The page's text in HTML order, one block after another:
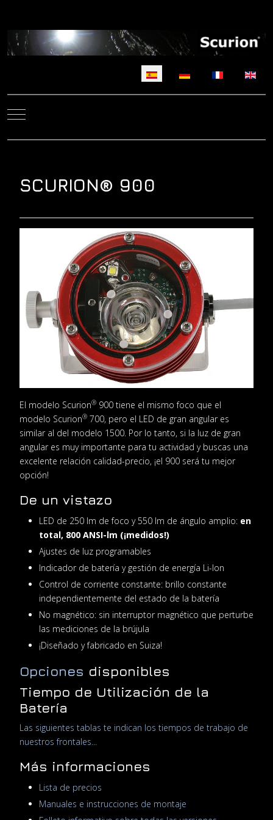
Seleccione su idioma
Mobile Menu Toggle
SCURION® 900
El modelo Scurion® 900 tiene el mismo foco que el
modelo Scurion® 700, pero el LED de gran angular es
similar al del modelo 1500. Por lo tanto, si la luz de gran
angular es muy importante para tu actividad y buscas una
excelente relación calidad-precio, ¡el 900 será tu mejor
opción!
De un vistazo
LED de 250 lm de foco y 550 lm de ángulo amplio: en
total, 800 ANSI-lm (¡medidos!)
Ajustes de luz programables
Indicador de batería y gestión de energía Li-Ion
Control de corriente constante: brillo constante
independientemente del estado de la batería
No magnético: sin interruptor magnético que perturbe
las mediciones de la brújula
¡Diseñado y fabricado en Suiza!
Opciones disponibles
Tiempo de Utilización de la
Batería
Las siguientes tablas te indican los tiempos de trabajo de
nuestros frontales...
Más informaciones
Lista de precios
Manuales e instrucciones de montaje